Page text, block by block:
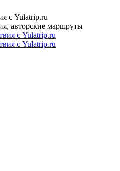
с Yulatrip.ru
авторские маршруты